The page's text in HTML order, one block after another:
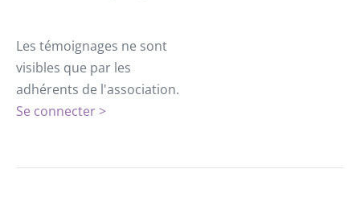
Les témoignages ne sont
visibles que par les
adhérents de l'association.
Se connecter >